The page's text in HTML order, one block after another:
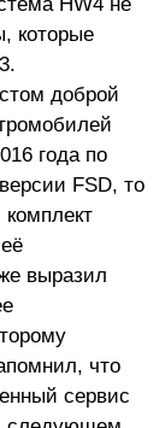
которые
доброй
года по
FSD, то
выразил
что
сервис